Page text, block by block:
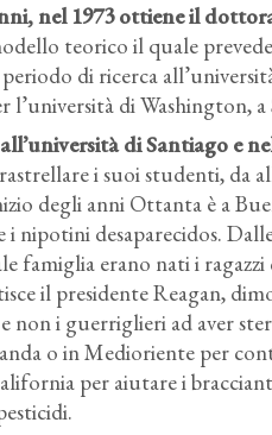
nel 1973 ottiene il
teorico il quale
di ricerca
l’università di Washington, a
di Santiago e
i suoi studenti, da
degli anni Ottanta è a
nipotini desaparecidos.
famiglia erano nati i
il presidente Reagan,
non i guerriglieri ad aver
o in Medioriente per
per aiutare i